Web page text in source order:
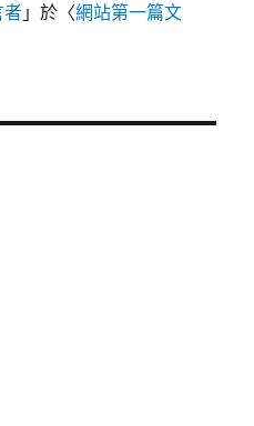
者 」於〈網站第一篇文